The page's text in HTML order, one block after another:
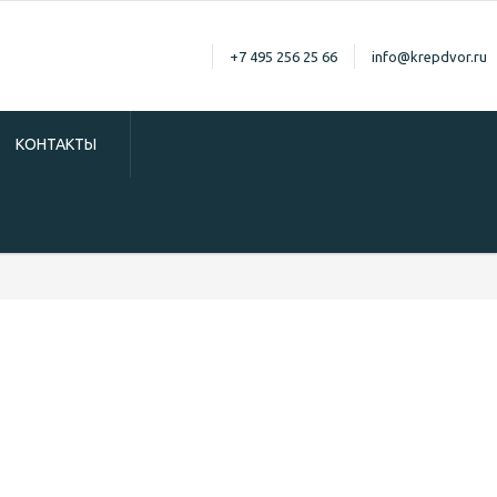
+7 495 256 25 66 info@krepdvor.ru
КОНТАКТЫ